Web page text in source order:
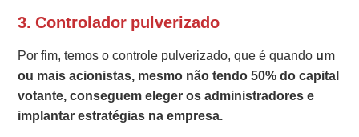
3. Controlador pulverizado
Por fim, temos o controle pulverizado, que é quando um
ou mais acionistas, mesmo não tendo 50% do capital
votante, conseguem eleger os administradores e
implantar estratégias na empresa.